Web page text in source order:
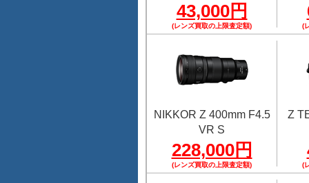
43,000円
(レンズ買取の上限査定額) (
NIKKOR Z 400mm F4.5
VR S
228,000円
(レンズ買取の上限査定額)
Z
(